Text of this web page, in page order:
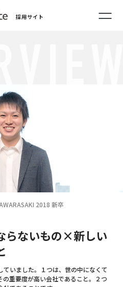
採用サイト
2018 新卒
らないもの×新しい
いました。１つは、世の中になくて
重要度が高い会社であること。２つ